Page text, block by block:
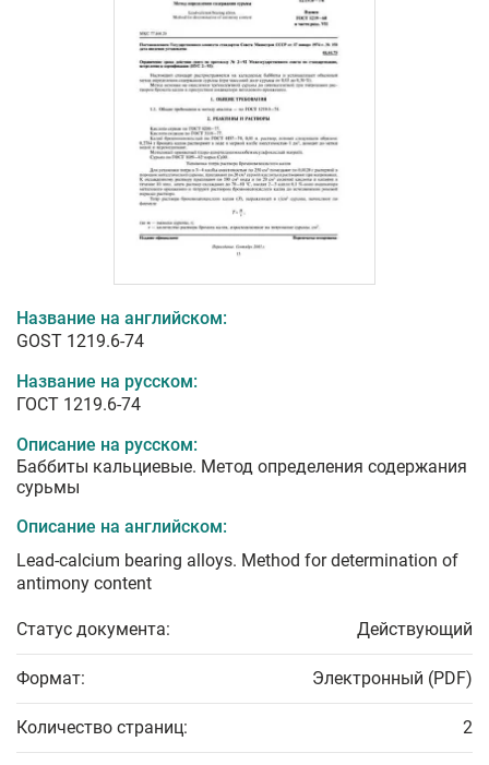
Название на английском:
GOST 1219.6-74
Название на русском:
ГОСТ 1219.6-74
Описание на русском:
Баббиты кальциевые. Метод определения содержания
сурьмы
Описание на английском:
Lead-calcium bearing alloys. Method for determination of
antimony content
Статус документа: Действующий
Формат: Электронный (PDF)
Количество страниц: 2